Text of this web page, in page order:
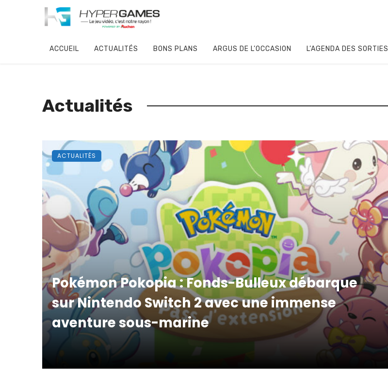
ACCUEIL ACTUALITÉS BONS PLANS ARGUS DE L’OCCASION L’AGENDA DES SORTIES
Actualités
Pokémon Pokopia : Fonds-Bulleux débarque
sur Nintendo Switch 2 avec une immense
aventure sous-marine
ACTUALITÉS